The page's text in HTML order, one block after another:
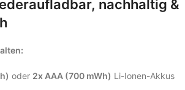
nachhaltig &
oder 2x AAA (700 mWh) Li-Ionen-Akkus